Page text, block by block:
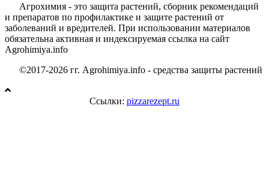
Агрохимия - это защита растений, сборник рекомендаций
и препаратов по профилактике и защите растений от
заболеваний и вредителей. При использовании материалов
обязательна активная и индексируемая ссылка на сайт
Agrohimiya.info
©2017-2026 гг. Agrohimiya.info - средства защиты растений
Ссылки: pizzarezept.ru